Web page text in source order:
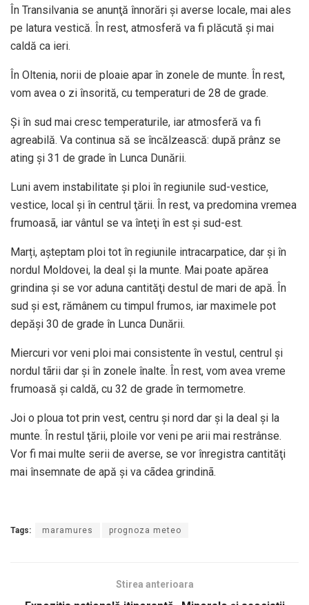
În Transilvania se anunţă înnorări şi averse locale, mai ales
pe latura vestică. În rest, atmosferă va fi plăcută şi mai
caldă ca ieri.
În Oltenia, norii de ploaie apar în zonele de munte. În rest,
vom avea o zi însorită, cu temperaturi de 28 de grade.
Şi în sud mai cresc temperaturile, iar atmosferă va fi
agreabilă. Va continua să se încălzească: după prânz se
ating şi 31 de grade în Lunca Dunării.
Luni avem instabilitate şi ploi în regiunile sud-vestice,
vestice, local şi în centrul ţării. În rest, va predomina vremea
frumoasã, iar vântul se va înteţi în est şi sud-est.
Marți, aşteptam ploi tot în regiunile intracarpatice, dar şi în
nordul Moldovei, la deal şi la munte. Mai poate apărea
grindina şi se vor aduna cantităţi destul de mari de apă. În
sud şi est, rămânem cu timpul frumos, iar maximele pot
depăşi 30 de grade în Lunca Dunării.
Miercuri vor veni ploi mai consistente în vestul, centrul şi
nordul tãrii dar şi în zonele înalte. În rest, vom avea vreme
frumoasă şi caldă, cu 32 de grade în termometre.
Joi o ploua tot prin vest, centru şi nord dar şi la deal şi la
munte. În restul ţării, ploile vor veni pe arii mai restrânse.
Vor fi mai multe serii de averse, se vor înregistra cantităţi
mai însemnate de apă şi va cãdea grindinã.
Tags: maramures prognoza meteo
Stirea anterioara